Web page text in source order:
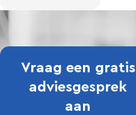
Vraag een gratis
adviesgesprek
aan